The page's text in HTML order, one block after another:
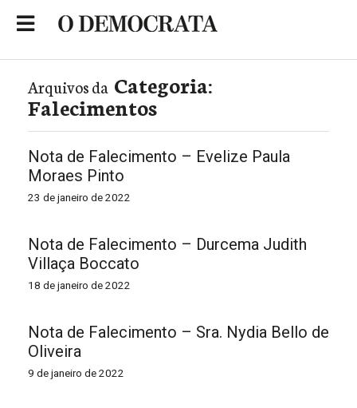
Arquivos da Categoria:
Falecimentos
Nota de Falecimento – Evelize Paula
Moraes Pinto
23 de janeiro de 2022
Nota de Falecimento – Durcema Judith
Villaça Boccato
18 de janeiro de 2022
Nota de Falecimento – Sra. Nydia Bello de
Oliveira
9 de janeiro de 2022